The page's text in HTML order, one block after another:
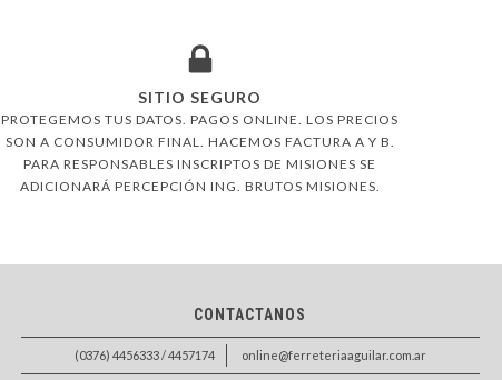
SITIO SEGURO
PROTEGEMOS TUS DATOS. PAGOS ONLINE. LOS PRECIOS
SON A CONSUMIDOR FINAL. HACEMOS FACTURA A Y B.
PARA RESPONSABLES INSCRIPTOS DE MISIONES SE
ADICIONARÁ PERCEPCIÓN ING. BRUTOS MISIONES.
CONTACTANOS
(0376) 4456333 / 4457174 online@ferreteriaaguilar.com.ar